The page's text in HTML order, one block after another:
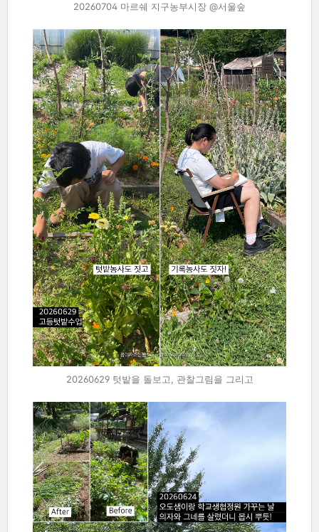
20260704 마르쉐 지구농부시장 @서울숲
20260629 텃밭을 돌보고, 관찰그림을 그리고